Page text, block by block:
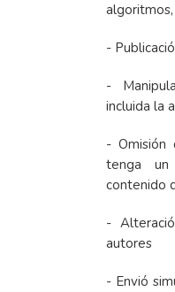
-
-
incluida la
- Omisión
tenga
contenido
-
autores
- Envió